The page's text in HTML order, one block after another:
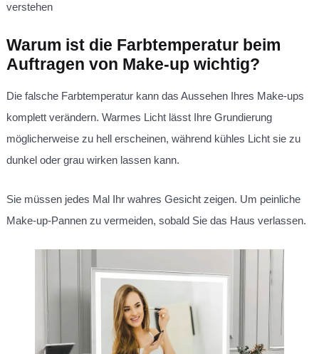
verstehen
Warum ist die Farbtemperatur beim
Auftragen von Make-up wichtig?
Die falsche Farbtemperatur kann das Aussehen Ihres Make-ups
komplett verändern. Warmes Licht lässt Ihre Grundierung
möglicherweise zu hell erscheinen, während kühles Licht sie zu
dunkel oder grau wirken lassen kann.
Sie müssen jedes Mal Ihr wahres Gesicht zeigen. Um peinliche
Make-up-Pannen zu vermeiden, sobald Sie das Haus verlassen.